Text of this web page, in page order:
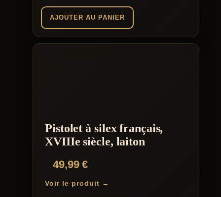
AJOUTER AU PANIER
Pistolet à silex français,
XVIIIe siècle, laiton
49,99€
Voir le produit →